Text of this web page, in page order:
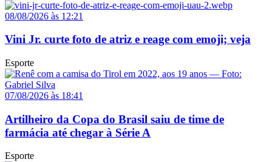
08/08/2026 às 12:21
Vini Jr. curte foto de atriz e reage com emoji; veja
Esporte
07/08/2026 às 18:41
Artilheiro da Copa do Brasil saiu de time de
farmácia até chegar à Série A
Esporte